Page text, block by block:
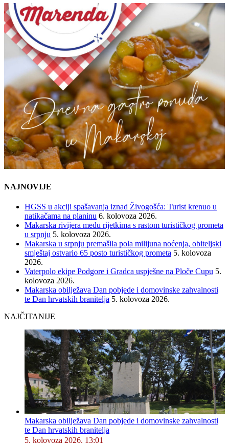
NAJNOVIJE
HGSS u akciji spašavanja iznad Živogošća: Turist krenuo u
natikačama na planinu 6. kolovoza 2026.
Makarska rivijera među rijetkima s rastom turističkog prometa
u srpnju 5. kolovoza 2026.
Makarska u srpnju premašila pola milijuna noćenja, obiteljski
smještaj ostvario 65 posto turističkog prometa 5. kolovoza
2026.
Vaterpolo ekipe Podgore i Gradca uspješne na Ploče Cupu 5.
kolovoza 2026.
Makarska obilježava Dan pobjede i domovinske zahvalnosti
te Dan hrvatskih branitelja 5. kolovoza 2026.
NAJČITANIJE
Makarska obilježava Dan pobjede i domovinske zahvalnosti
te Dan hrvatskih branitelja
5. kolovoza 2026. 13:01